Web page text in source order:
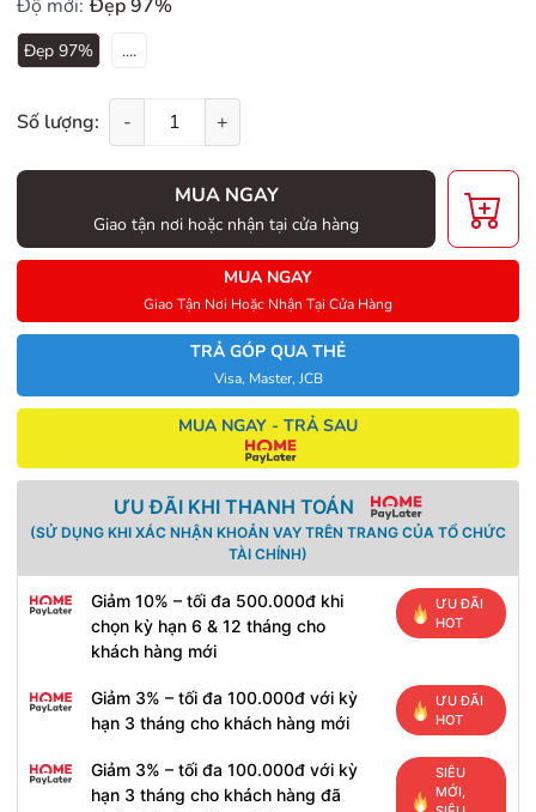
Độ mới: Đẹp 97%
Đẹp 97% ....
Số lượng: - +
MUA NGAY
Giao tận nơi hoặc nhận tại cửa hàng
MUA NGAY
Giao Tận Nơi Hoặc Nhận Tại Cửa Hàng
TRẢ GÓP QUA THẺ
Visa, Master, JCB
MUA NGAY - TRẢ SAU
ƯU ĐÃI KHI THANH TOÁN
(SỬ DỤNG KHI XÁC NHẬN KHOẢN VAY TRÊN TRANG CỦA TỔ CHỨC
TÀI CHÍNH)
Giảm 10% – tối đa 500.000đ khi
chọn kỳ hạn 6 & 12 tháng cho
khách hàng mới
ƯU ĐÃI
HOT
Giảm 3% – tối đa 100.000đ với kỳ
hạn 3 tháng cho khách hàng mới
ƯU ĐÃI
HOT
Giảm 3% – tối đa 100.000đ với kỳ
hạn 3 tháng cho khách hàng đã
SIÊU
MỚI,